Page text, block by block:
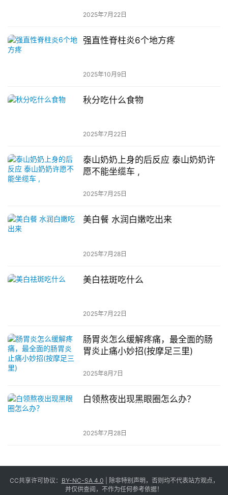
2025年7月22日
强直性脊柱炎6个地方疼
2025年10月9日
秋分吃什么食物
2025年7月22日
泰山奶奶上身的后反应 泰山奶奶许
愿不能坐缆车 ,
2025年7月25日
美白餐 水润白嫩吃出来
2025年7月28日
美白祛斑吃什么
2025年7月22日
肠胃炎怎么缓解疼痛，最全面的肠
胃炎止痛小妙招(按摩足三里)
2025年8月7日
白领熬夜出现黑眼圈怎么办？
2025年7月28日
CC共享许可协议： BY-NC-SA 4.0 | 除非特别声明，否则均不代表站方观点，
并仅供查阅，不作为任何参考依据！